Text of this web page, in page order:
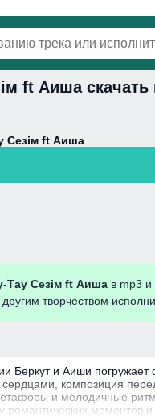
ft Аиша
Сезім ft Аиша
Тау Сезім ft Аиша в mp3
творчеством
Беркут и Аиши
композиция
и мелодичные
моментов и